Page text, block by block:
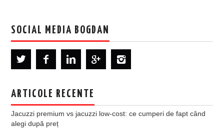
SOCIAL MEDIA BOGDAN
ARTICOLE RECENTE
Jacuzzi premium vs jacuzzi low-cost: ce cumperi de fapt când
alegi după preț